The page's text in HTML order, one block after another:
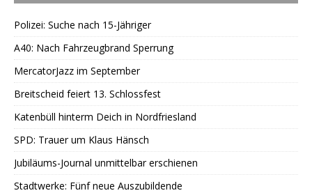
Polizei: Suche nach 15-Jähriger
A40: Nach Fahrzeugbrand Sperrung
MercatorJazz im September
Breitscheid feiert 13. Schlossfest
Katenbüll hinterm Deich in Nordfriesland
SPD: Trauer um Klaus Hänsch
Jubiläums-Journal unmittelbar erschienen
Stadtwerke: Fünf neue Auszubildende